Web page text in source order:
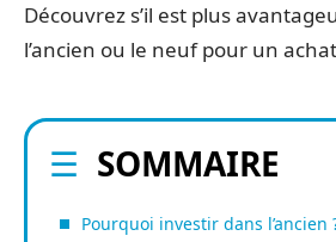
Découvrez s’il est plus
l’ancien ou le neuf pour un
SOMMAIRE
Pourquoi investir dans l’ancien